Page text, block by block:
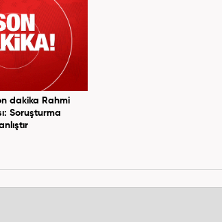
dakika Rahmi
Soruşturma